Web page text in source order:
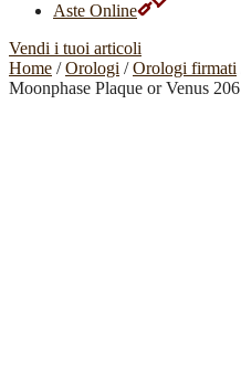
Aste Online
Vendi i tuoi articoli
Home /Orologi /Orologi firmati
Moonphase Plaque or Venus 206